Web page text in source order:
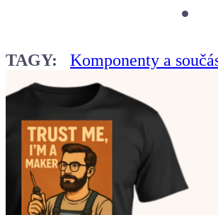
TAGY: Komponenty a